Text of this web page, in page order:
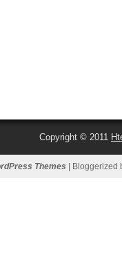
Copyright © 2011
Themes | Bloggerized